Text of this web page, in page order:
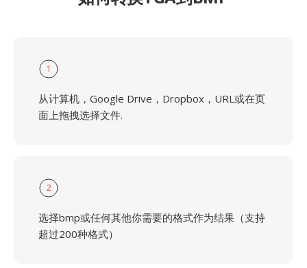
1
从计算机，Google Drive，Dropbox，URL或在页
面上拖拽选择文件.
2
选择bmp或任何其他你需要的格式作为结果（支持
超过200种格式）